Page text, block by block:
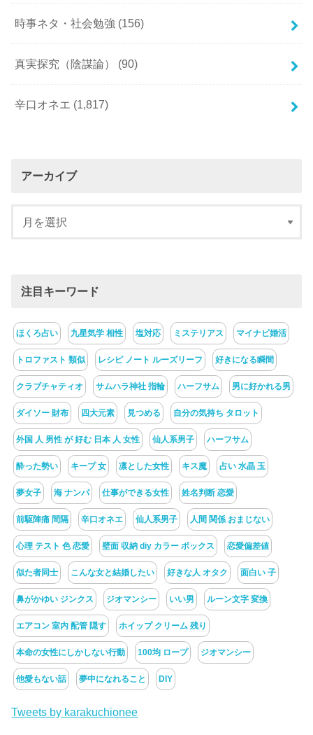
時事ネタ・社会勉強 (156)
真実探究（陰謀論） (90)
辛口オネエ (1,817)
アーカイブ
注目キーワード
ほくろ占い 九星気学 相性 塩対応 ミステリアス マイナビ婚活
トロファスト 類似 レシピ ノート ルーズリーフ 好きになる瞬間
クラブチャティオ サムハラ神社 指輪 ハーフサム 男に好かれる男
ダイソー 財布 四大元素 見つめる 自分の気持ち タロット
外国 人 男性 が 好む 日本 人 女性 仙人系男子 ハーフサム
酔った勢い キープ 女 凛とした女性 キス魔 占い 水晶 玉
夢女子 海 ナンパ 仕事ができる女性 姓名判断 恋愛
前駆陣痛 間隔 辛口オネエ 仙人系男子 人間 関係 おまじない
心理 テスト 色 恋愛 壁面 収納 diy カラー ボックス 恋愛偏差値
似た者同士 こんな女と結婚したい 好きな人 オタク 面白い 子
鼻がかゆい ジンクス ジオマンシー いい男 ルーン文字 変換
エアコン 室内 配管 隠す ホイップ クリーム 残り
本命の女性にしかしない行動 100均 ロープ ジオマンシー
他愛もない話 夢中になれること DIY
Tweets by karakuchionee